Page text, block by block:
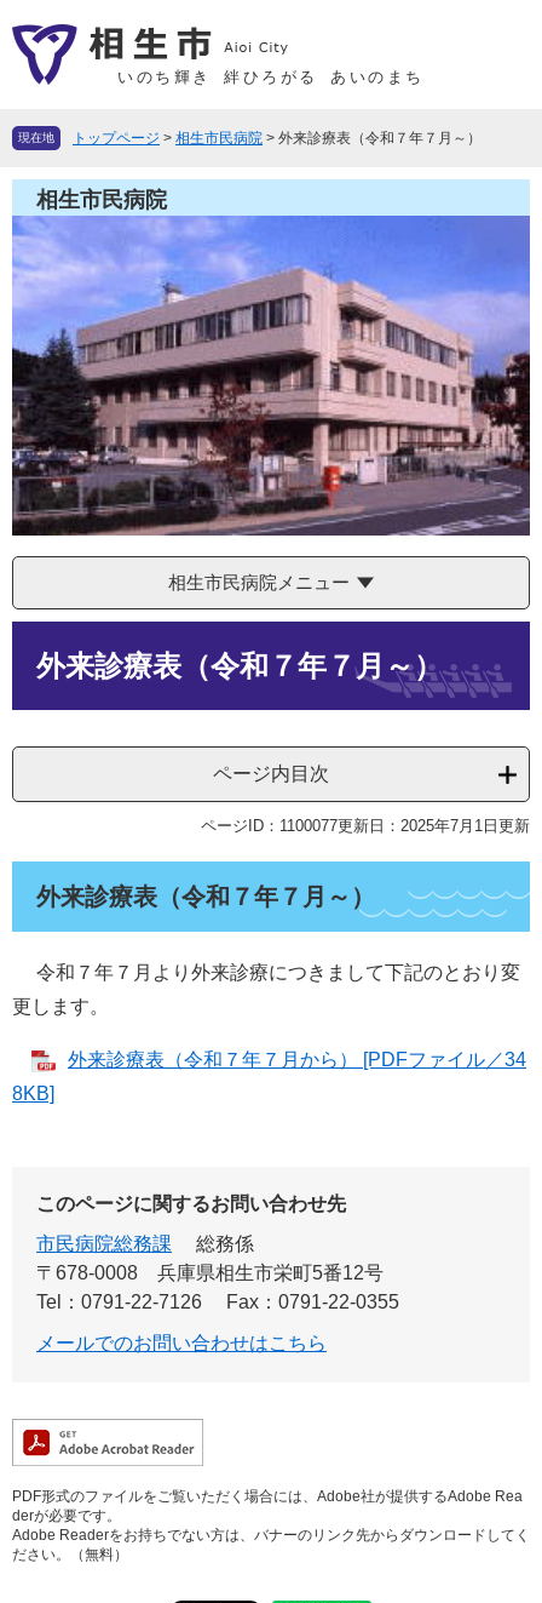
ー
先
す
。
ニ
を
し
て
本
文
へ
いのち輝き 絆ひろがる あいのまち
現在地 トップページ > 相生市民病院 > 外来診療表（令和７年７月～）
相生市民病院
相生市民病院メニュー
外来診療表（令和７年７月～）
ページ内目次
ページID：1100077更新日：2025年7月1日更新
外来診療表（令和７年７月～）
令和７年７月より外来診療につきまして下記のとおり変
更します。
外来診療表（令和７年７月から） [PDFファイル／34
8KB]
このページに関するお問い合わせ先
市民病院総務課
総務係
〒678-0008
兵庫県相生市栄町5番12号
Tel：0791-22-7126
Fax：0791-22-0355
メールでのお問い合わせはこちら
PDF形式のファイルをご覧いただく場合には、Adobe社が提供するAdobe Rea
derが必要です。
Adobe Readerをお持ちでない方は、バナーのリンク先からダウンロードしてく
ださい。（無料）